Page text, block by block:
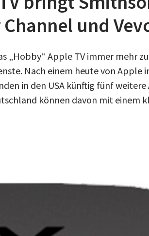
und
„Hobby“ Apple TV immer mehr
Nach einem heute von Apple
in den USA künftig fünf weitere
können davon mit einem